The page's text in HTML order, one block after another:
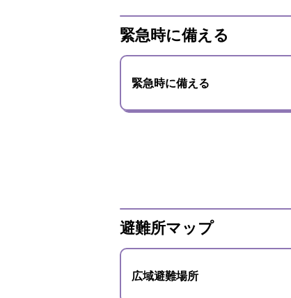
緊急時に備える
緊急時に備える
避難所マップ
広域避難場所